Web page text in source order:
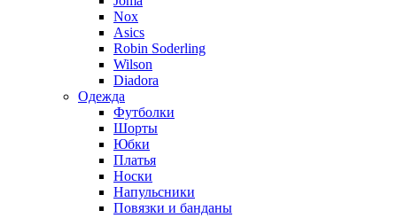
Nox
Asics
Robin Soderling
Wilson
Diadora
Одежда
Футболки
Шорты
Юбки
Платья
Носки
Напульсники
Повязки и банданы